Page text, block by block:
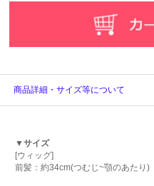
商品詳細・サイズ等について
▼サイズ
[ウィッグ]
前髪：約34cm(つむじ~顎のあたり)